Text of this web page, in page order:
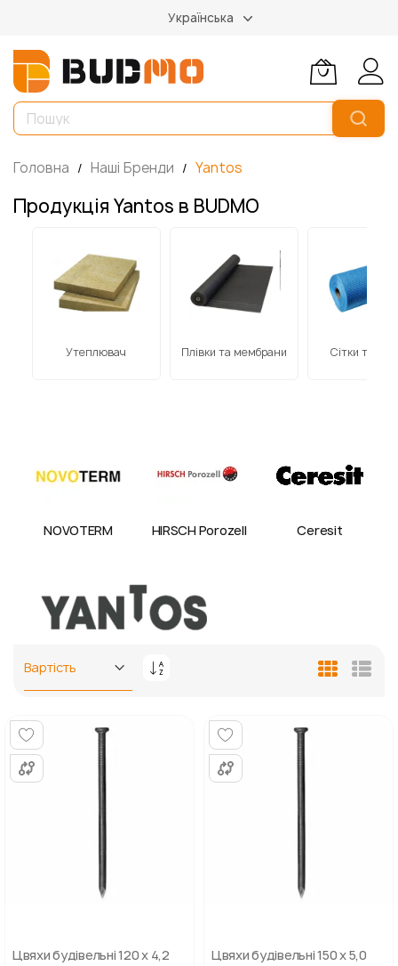
Українська
Головна Наші Бренди Yantos
Продукція Yantos в BUDMO
Утеплювач Плівки та мембрани Сітки та
NOVOTERM HIRSCH Porozell Ceresit
Сортувати
збільшення
Цвяхи будівельні 120 х 4,2
Цвяхи будівельні 150 х 5,0